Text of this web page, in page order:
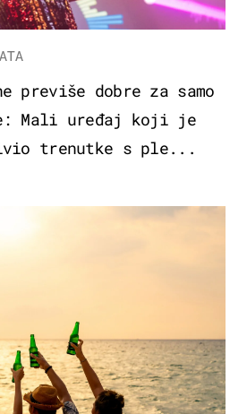
previše dobre za samo
Mali uređaj koji je
trenutke s ple...